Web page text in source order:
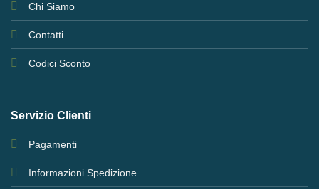
Chi Siamo
Contatti
Codici Sconto
Servizio Clienti
Pagamenti
Informazioni Spedizione